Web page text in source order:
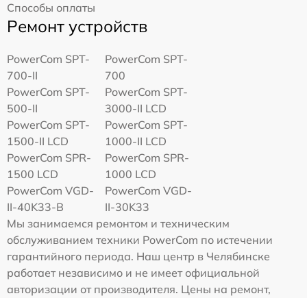
Способы оплаты
Ремонт устройств
PowerCom SPT-
700-II
PowerCom SPT-
700
PowerCom SPT-
500-II
PowerCom SPT-
3000-II LCD
PowerCom SPT-
1500-II LCD
PowerCom SPT-
1000-II LCD
PowerCom SPR-
1500 LCD
PowerCom SPR-
1000 LCD
PowerCom VGD-
II-40K33-B
PowerCom VGD-
II-30K33
Мы занимаемся ремонтом и техническим
обслуживанием техники PowerCom по истечении
гарантийного периода. Наш центр в Челябинске
работает независимо и не имеет официальной
авторизации от производителя. Цены на ремонт,